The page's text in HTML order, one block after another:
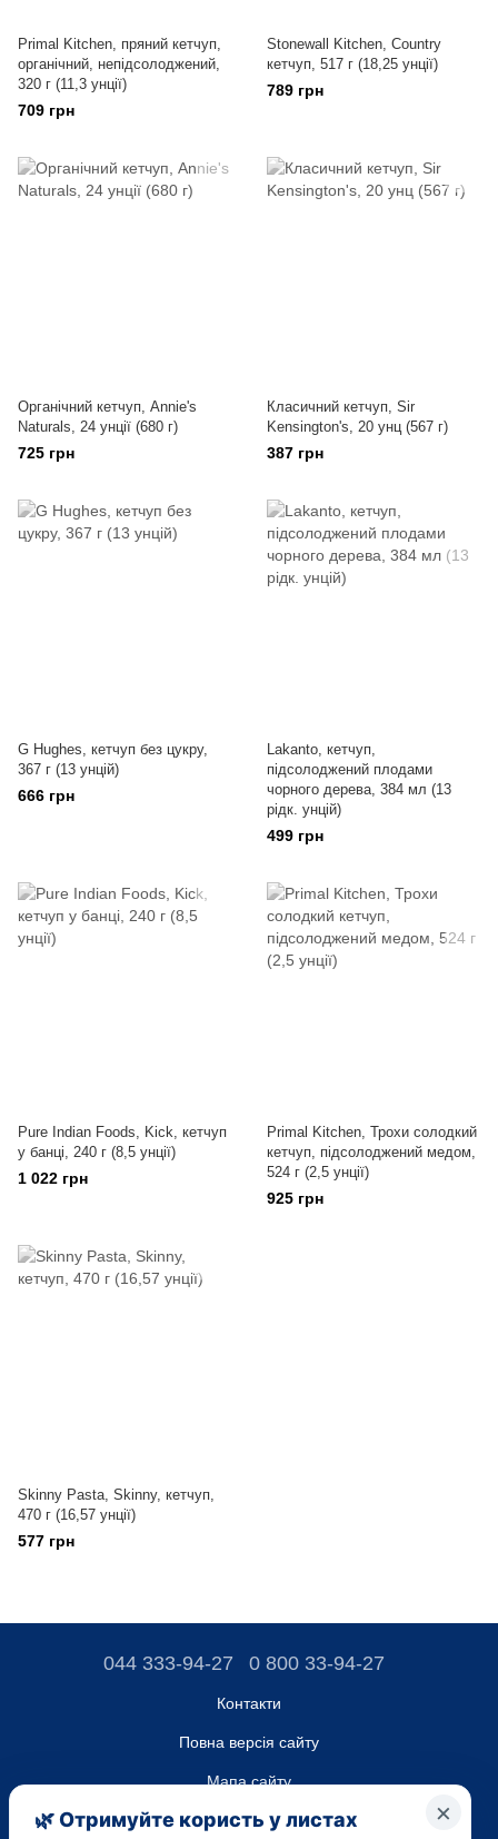
Primal Kitchen, пряний кетчуп,
органічний, непідсолоджений,
320 г (11,3 унції)
709 грн
Stonewall Kitchen, Country
кетчуп, 517 г (18,25 унції)
789 грн
Органічний кетчуп, Annie's
Naturals, 24 унції (680 г)
725 грн
Класичний кетчуп, Sir
Kensington's, 20 унц (567 г)
387 грн
G Hughes, кетчуп без цукру,
367 г (13 унцій)
666 грн
Lakanto, кетчуп,
підсолоджений плодами
чорного дерева, 384 мл (13
рідк. унцій)
499 грн
Pure Indian Foods, Kick, кетчуп
у банці, 240 г (8,5 унції)
1 022 грн
Primal Kitchen, Трохи солодкий
кетчуп, підсолоджений медом,
524 г (2,5 унції)
925 грн
Skinny Pasta, Skinny, кетчуп,
470 г (16,57 унції)
577 грн
044 333-94-27 0 800 33-94-27
Контакти
Повна версія сайту
Мапа сайту
ТОВ “ДО ЮА”,